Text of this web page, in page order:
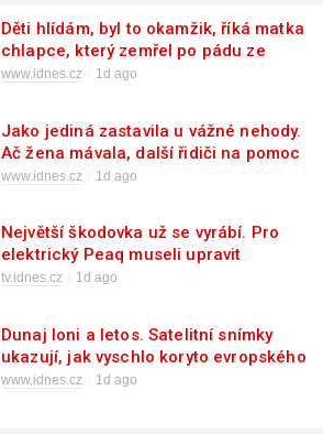
Děti hlídám, byl to okamžik, říká matka
chlapce, který zemřel po pádu ze
stožáru
www.idnes.cz 1d ago
Jako jediná zastavila u vážné nehody.
Ač žena mávala, další řidiči na pomoc
nepřišli
www.idnes.cz 1d ago
Největší škodovka už se vyrábí. Pro
elektrický Peaq museli upravit
továrnu
tv.idnes.cz 1d ago
Dunaj loni a letos. Satelitní snímky
ukazují, jak vyschlo koryto evropského
veletoku
www.idnes.cz 1d ago